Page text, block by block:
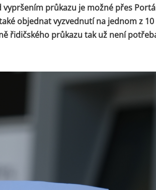
průkazu je možné přes
objednat vyzvednutí na jednom z
řidičského průkazu tak už není